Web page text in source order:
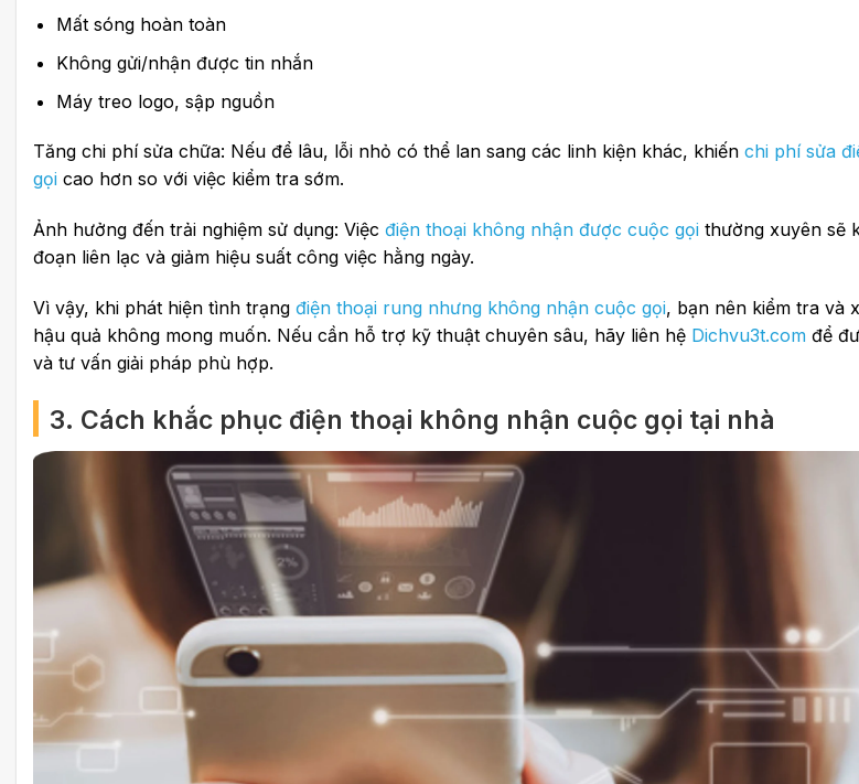
Mất sóng hoàn toàn
Không gửi/nhận được tin nhắn
Máy treo logo, sập nguồn
Tăng chi phí sửa chữa: Nếu để lâu, lỗi nhỏ có thể lan sang các linh kiện khác, khiến chi phí sửa
gọi cao hơn so với việc kiểm tra sớm.
Ảnh hưởng đến trải nghiệm sử dụng: Việc điện thoại không nhận được cuộc gọi thường xuyên sẽ
đoạn liên lạc và giảm hiệu suất công việc hằng ngày.
Vì vậy, khi phát hiện tình trạng điện thoại rung nhưng không nhận cuộc gọi, bạn nên kiểm tra và
hậu quả không mong muốn. Nếu cần hỗ trợ kỹ thuật chuyên sâu, hãy liên hệ Dichvu3t.com để
và tư vấn giải pháp phù hợp.
3. Cách khắc phục điện thoại không nhận cuộc gọi tại nhà